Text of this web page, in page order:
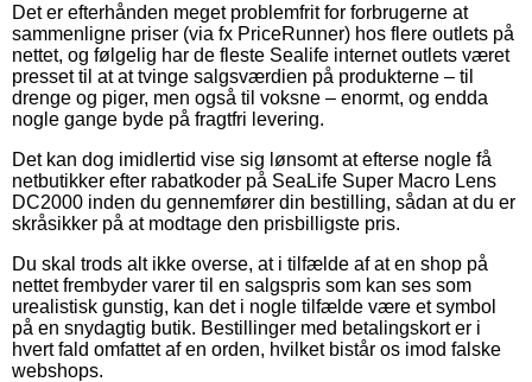
Det er efterhånden meget problemfrit for forbrugerne at
sammenligne priser (via fx PriceRunner) hos flere outlets på
nettet, og følgelig har de fleste Sealife internet outlets været
presset til at at tvinge salgsværdien på produkterne – til
drenge og piger, men også til voksne – enormt, og endda
nogle gange byde på fragtfri levering.
Det kan dog imidlertid vise sig lønsomt at efterse nogle få
netbutikker efter rabatkoder på SeaLife Super Macro Lens
DC2000 inden du gennemfører din bestilling, sådan at du er
skråsikker på at modtage den prisbilligste pris.
Du skal trods alt ikke overse, at i tilfælde af at en shop på
nettet frembyder varer til en salgspris som kan ses som
urealistisk gunstig, kan det i nogle tilfælde være et symbol
på en snydagtig butik. Bestillinger med betalingskort er i
hvert fald omfattet af en orden, hvilket bistår os imod falske
webshops.